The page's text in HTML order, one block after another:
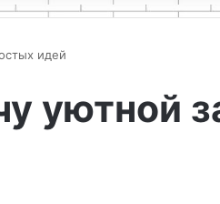
идей
уютнойПодготовка